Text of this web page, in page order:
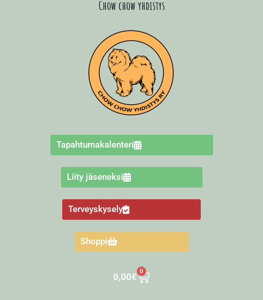
Chow chow yhdistys
Tapahtumakalenteri
Liity jäseneksi
Terveyskysely
Shoppi
0,00€
0